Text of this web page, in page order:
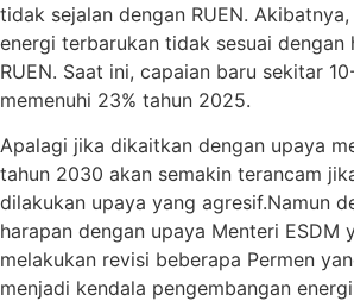
tidak sejalan dengan RUEN.
energi terbarukan tidak sesuai dengan
RUEN. Saat ini, capaian baru sekitar
memenuhi 23% tahun 2025.
Apalagi jika dikaitkan dengan upaya
tahun 2030 akan semakin terancam
dilakukan upaya yang agresif.Namun
harapan dengan upaya Menteri ESDM
melakukan revisi beberapa Permen
menjadi kendala pengembangan